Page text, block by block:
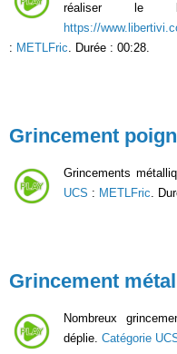
réaliser le
https://
: METLFric. Durée : 00:28.
Grincement
Grincements
UCS : METLFric .
Grincement
Nombreux
déplie. Catégorie